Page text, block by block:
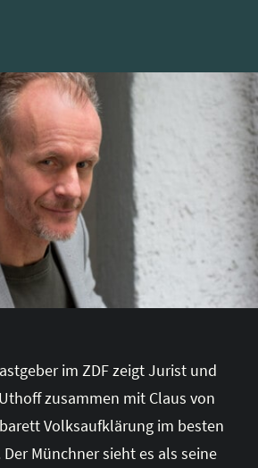
im ZDF zeigt Jurist und
zusammen mit Claus von
Volksaufklärung im besten
Münchner sieht es als seine